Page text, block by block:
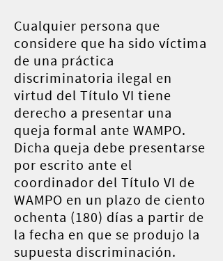
Cualquier persona que
considere que ha sido víctima
de una práctica
discriminatoria ilegal en
virtud del Título VI tiene
derecho a presentar una
queja formal ante WAMPO.
Dicha queja debe presentarse
por escrito ante el
coordinador del Título VI de
WAMPO en un plazo de ciento
ochenta (180) días a partir de
la fecha en que se produjo la
supuesta discriminación.